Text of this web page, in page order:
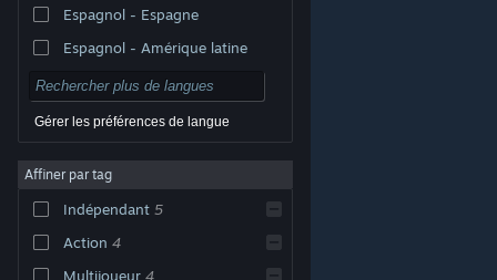
© Valve Corporation. Tous droits réservés. Toutes les
titulaires aux États-Unis et dans d'autres pays.
Accessibilité
Remboursements |
Espagnol - Espagne
Espagnol - Amérique latine
Gérer les préférences de langue
Affiner par tag
Indépendant 5
Action 4
Multijoueur 4